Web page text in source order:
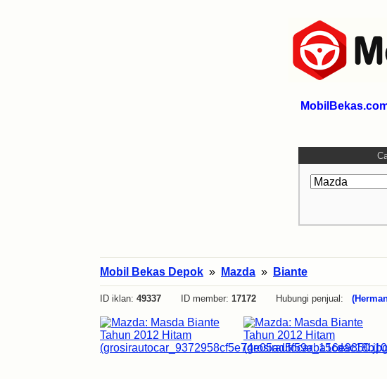
Mobil Bekas Depok » Mazda » Biante
ID iklan: 49337 ID member: 17172 Hubungi penjual: